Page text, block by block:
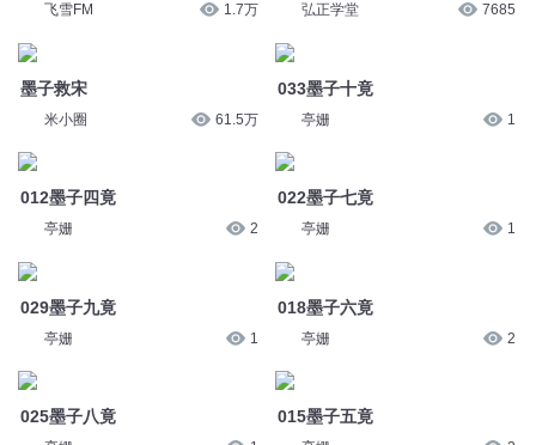
飞雪FM 1.7万
墨子救宋
米小圈 61.5万
012墨子四竟
亭姗 2
029墨子九竟
亭姗 1
025墨子八竟
弘正学堂 7685
033墨子十竟
亭姗 1
022墨子七竟
亭姗 1
018墨子六竟
亭姗 2
015墨子五竟